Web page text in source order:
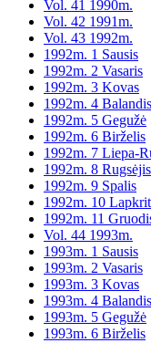
Vol. 41 1990m.
Vol. 42 1991m.
Vol. 43 1992m.
1992m. 1 Sausis
1992m. 2 Vasaris
1992m. 3 Kovas
1992m. 4 Balandis
1992m. 5 Gegužė
1992m. 6 Birželis
1992m. 7 Liepa-
1992m. 8 Rugsėjis
1992m. 9 Spalis
1992m. 10
1992m. 11
Vol. 44 1993m.
1993m. 1 Sausis
1993m. 2 Vasaris
1993m. 3 Kovas
1993m. 4 Balandis
1993m. 5 Gegužė
1993m. 6 Birželis